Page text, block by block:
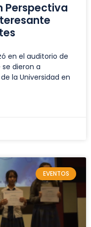
Perspectiva
en el auditorio de
dieron a
la Universidad en
EVENTOS